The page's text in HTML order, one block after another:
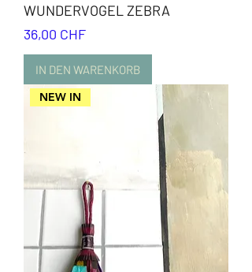
WUNDERVOGEL ZEBRA
Preis
36,00 CHF
IN DEN WARENKORB
NEW IN